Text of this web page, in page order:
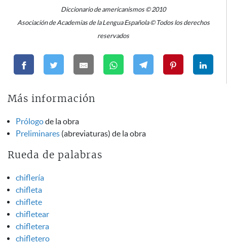
Diccionario de americanismos © 2010
Asociación de Academias de la Lengua Española © Todos los derechos
reservados
Más información
Prólogode la obra
Preliminares (abreviaturas) de la obra
Rueda de palabras
chiflería
chifleta
chiflete
chifletear
chifletera
chifletero